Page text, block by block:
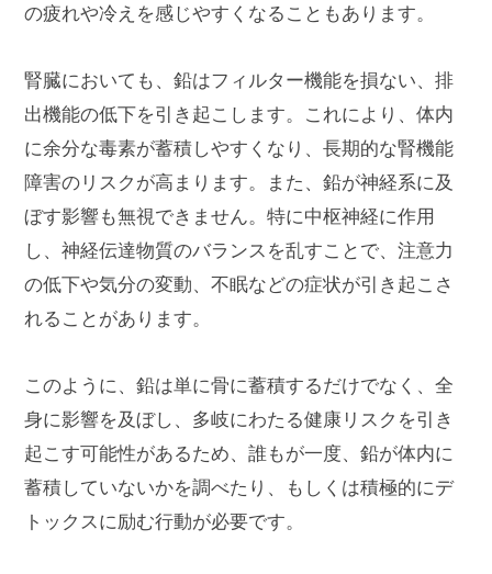
の疲れや冷えを感じやすくなることもあります。
腎臓においても、鉛はフィルター機能を損ない、排
出機能の低下を引き起こします。これにより、体内
に余分な毒素が蓄積しやすくなり、長期的な腎機能
障害のリスクが高まります。また、鉛が神経系に及
ぼす影響も無視できません。特に中枢神経に作用
し、神経伝達物質のバランスを乱すことで、注意力
の低下や気分の変動、不眠などの症状が引き起こさ
れることがあります。
このように、鉛は単に骨に蓄積するだけでなく、全
身に影響を及ぼし、多岐にわたる健康リスクを引き
起こす可能性があるため、誰もが一度、鉛が体内に
蓄積していないかを調べたり、もしくは積極的にデ
トックスに励む行動が必要です。